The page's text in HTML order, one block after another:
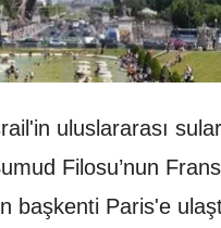
uluslararası
Filosu’nun
başkenti Paris'e